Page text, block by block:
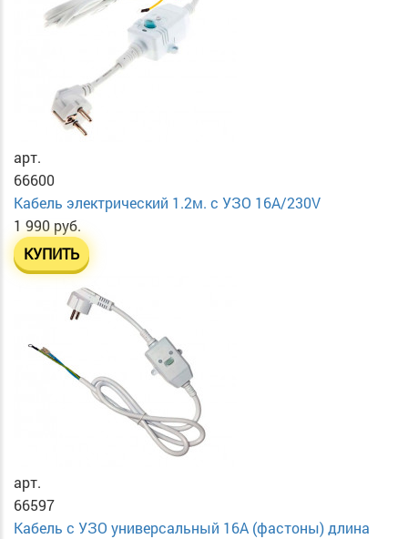
арт.
66600
Кабель электрический 1.2м. с УЗО 16А/230V
1 990 руб.
КУПИТЬ
арт.
66597
Кабель с УЗО универсальный 16А (фастоны) длина